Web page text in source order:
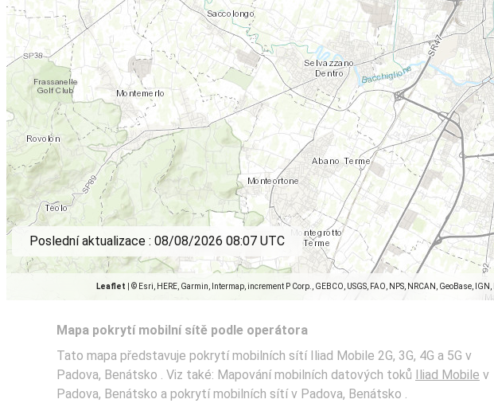
Leaflet © Esri, HERE, Garmin, Intermap, increment P Corp., GEBCO, USGS, FAO, NPS, NRCAN, GeoBase,
Poslední aktualizace : 08/08/2026 08:07 UTC
Mapa pokrytí mobilní sítě podle operátora
Tato mapa představuje pokrytí mobilních sítí Iliad Mobile 2G, 3G, 4G a 5G v
Padova, Benátsko . Viz také: Mapování mobilních datových toků Iliad Mobile v
Padova, Benátsko a pokrytí mobilních sítí v Padova, Benátsko .